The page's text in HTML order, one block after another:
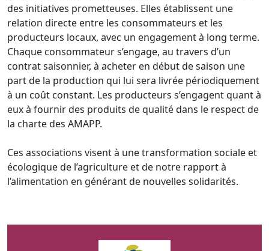
des initiatives prometteuses. Elles établissent une
relation directe entre les consommateurs et les
producteurs locaux, avec un engagement à long terme.
Chaque consommateur s’engage, au travers d’un
contrat saisonnier, à acheter en début de saison une
part de la production qui lui sera livrée périodiquement
à un coût constant. Les producteurs s’engagent quant à
eux à fournir des produits de qualité dans le respect de
la charte des AMAPP.
Ces associations visent à une transformation sociale et
écologique de l’agriculture et de notre rapport à
l’alimentation en générant de nouvelles solidarités.